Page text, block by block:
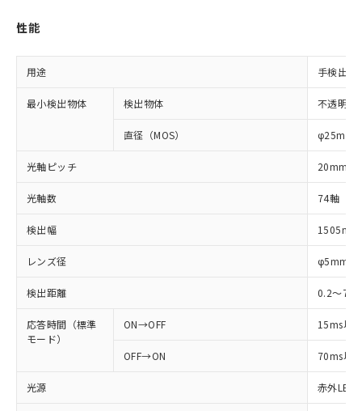
性能
用途 手検出用
最小検出物体 検出物体 不透明体
直径（MOS） φ25mm
光軸ピッチ 20mm
光軸数 74軸
検出幅 1505mm
レンズ径 φ5mm
検出距離 0.2～7m
応答時間（標準
モード）
ON→OFF 15ms以
OFF→ON 70ms以
光源 赤外LED